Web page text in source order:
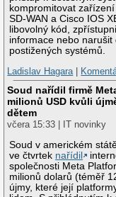
kompromitovat
SD-WAN a Cisco IOS
libovolný kód,
informace nebo narušit
postižených systémů.
Ladislav Hagara|
Soud nařídil firmě
milionů USD kvůli
dětem
včera 15:33 | IT novinky
Soud v americkém
ve čtvrtek nařídil
společnosti Meta
milionů dolarů (téměř
újmy, které její